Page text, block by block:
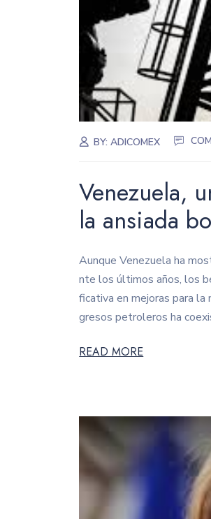
BY:ADICOMEX
Venezuela,
la ansiada
Aunque Venezuela ha
nte los últimos años, los
ficativa en mejoras para la
gresos petroleros ha
READ MORE